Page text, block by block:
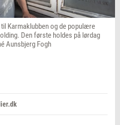
Karmaklubben og de populære
Den første holdes på lørdag
Aunsbjerg Fogh